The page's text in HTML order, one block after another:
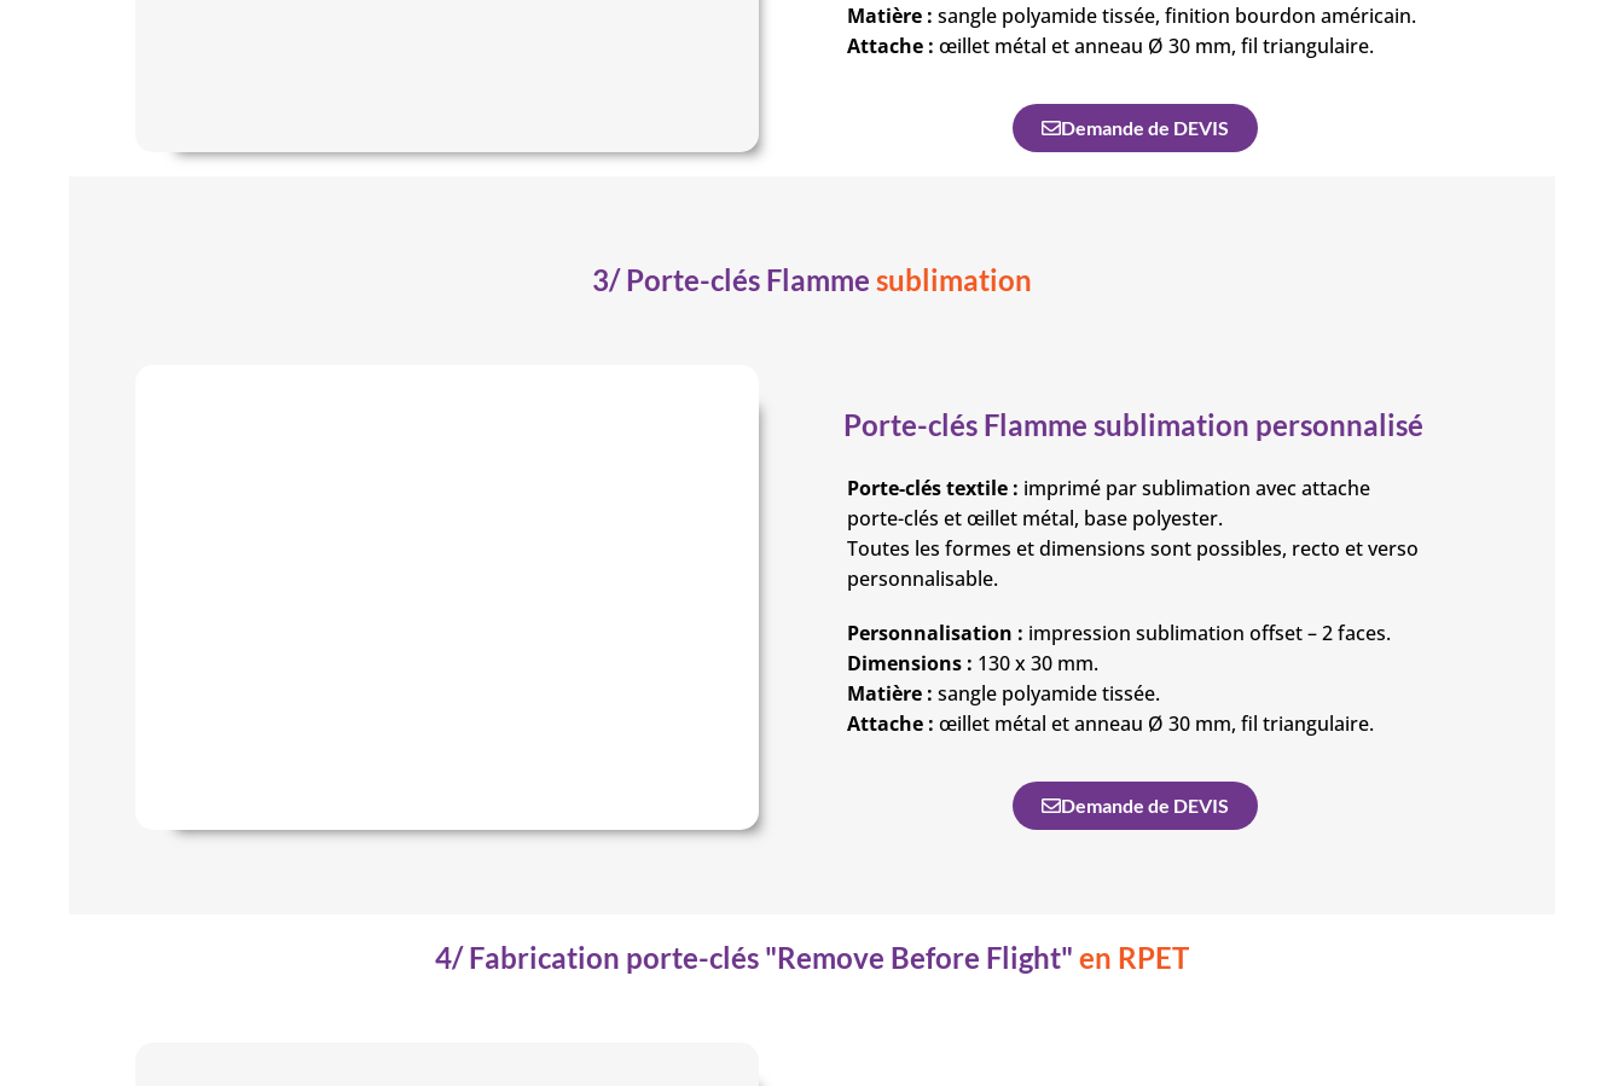
Matière : sangle polyamide tissée, finition bourdon américain.
Attache : œillet métal et anneau Ø 30 mm, fil triangulaire.
Demande de DEVIS
3/ Porte-clés Flamme sublimation
Porte-clés Flamme sublimation personnalisé
Porte-clés textile : imprimé par sublimation avec attache
porte-clés et œillet métal, base polyester.
Toutes les formes et dimensions sont possibles, recto et verso
personnalisable.
Personnalisation : impression sublimation offset – 2 faces.
Dimensions : 130 x 30 mm.
Matière : sangle polyamide tissée.
Attache : œillet métal et anneau Ø 30 mm, fil triangulaire.
Demande de DEVIS
4/ Fabrication porte-clés "Remove Before Flight" en RPET